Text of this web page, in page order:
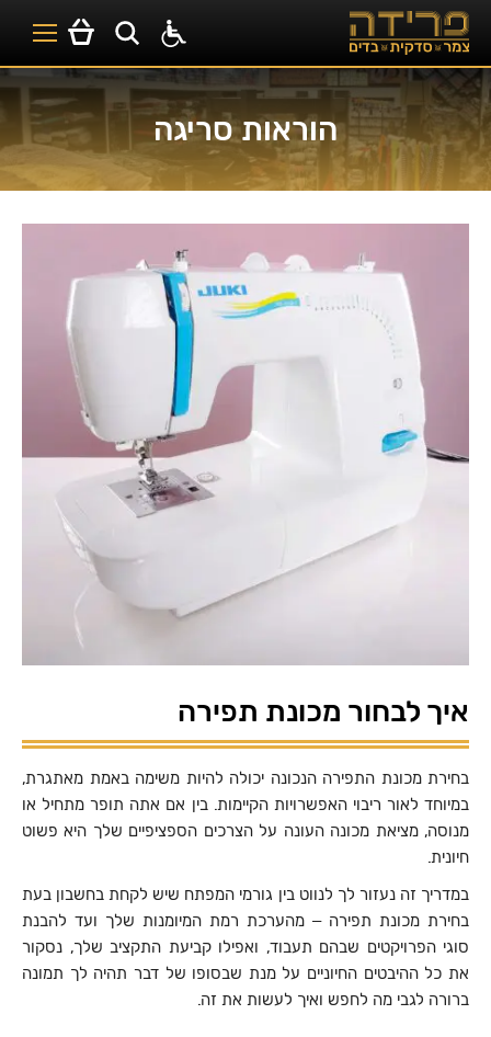
הוראות סריגה
איך לבחור מכונת תפירה
בחירת מכונת התפירה הנכונה יכולה להיות משימה באמת מאתגרת,
במיוחד לאור ריבוי האפשרויות הקיימות. בין אם אתה תופר מתחיל או
מנוסה, מציאת מכונה העונה על הצרכים הספציפיים שלך היא פשוט
חיונית.
במדריך זה נעזור לך לנווט בין גורמי המפתח שיש לקחת בחשבון בעת
בחירת מכונת תפירה – מהערכת רמת המיומנות שלך ועד להבנת
סוגי הפרויקטים שבהם תעבוד, ואפילו קביעת התקציב שלך, נסקור
את כל ההיבטים החיוניים על מנת שבסופו של דבר תהיה לך תמונה
ברורה לגבי מה לחפש ואיך לעשות את זה.